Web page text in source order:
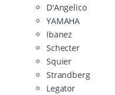
D'Angelico
YAMAHA
Ibanez
Schecter
Squier
Strandberg
Legator